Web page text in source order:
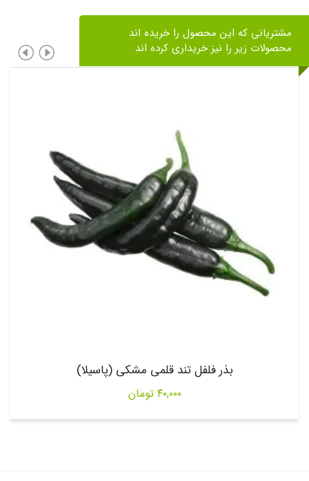
through
مشتریانی که این محصول را خریده اند
محصولات زیر را نیز خریداری کرده اند
بذر فلفل تند قلمی مشکی (پاسیلا)
۴۰,۰۰۰ تومان